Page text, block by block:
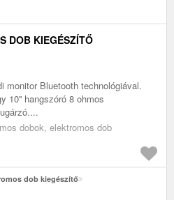
DOB KIEGÉSZÍTŐ
Bluetooth technológiával.
10'' hangszóró 8 ohmos
dobok, elektromos dob
dob kiegészítő